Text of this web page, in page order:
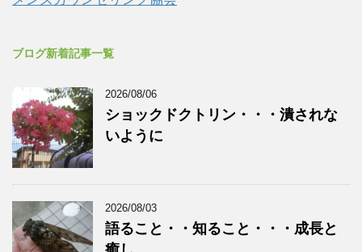
ブログ新着記事一覧
2026/08/06
ショックドクトリン・・・潰されな
いように
2026/08/03
語ること・・知ること・・・成長と